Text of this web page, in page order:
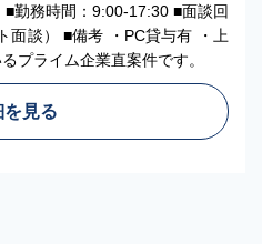
勤務時間：9:00-17:30 ■面談回
面談） ■備考 ・PC貸与有 ・上
プライム企業直案件です。
見る